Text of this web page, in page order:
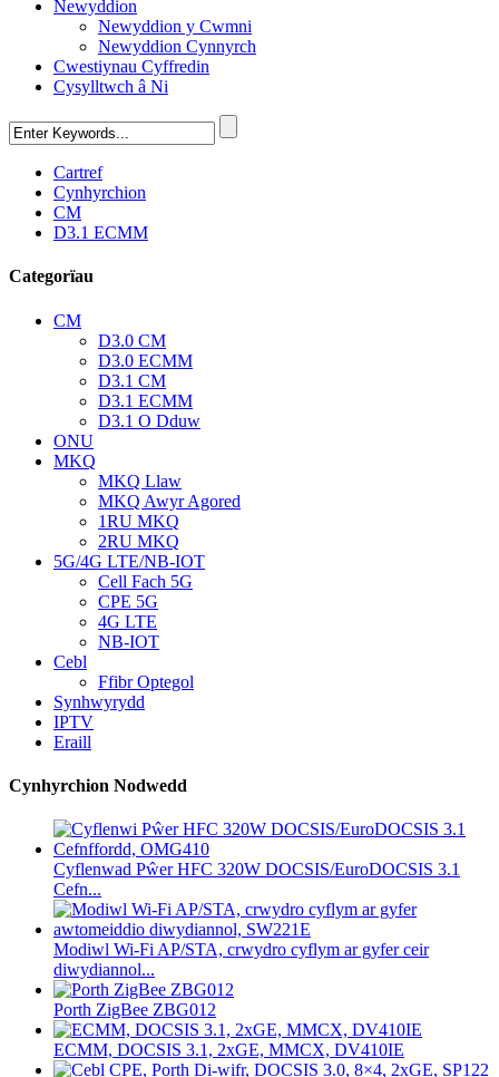
Newyddion
Newyddion y Cwmni
Newyddion Cynnyrch
Cwestiynau Cyffredin
Cysylltwch â Ni
Cartref
Cynhyrchion
CM
D3.1 ECMM
Categorïau
CM
D3.0 CM
D3.0 ECMM
D3.1 CM
D3.1 ECMM
D3.1 O Dduw
ONU
MKQ
MKQ Llaw
MKQ Awyr Agored
1RU MKQ
2RU MKQ
5G/4G LTE/NB-IOT
Cell Fach 5G
CPE 5G
4G LTE
NB-IOT
Cebl
Ffibr Optegol
Synhwyrydd
IPTV
Eraill
Cynhyrchion Nodwedd
Cyflenwad Pŵer HFC 320W DOCSIS/EuroDOCSIS 3.1
Cefn...
Modiwl Wi-Fi AP/STA, crwydro cyflym ar gyfer ceir
diwydiannol...
Porth ZigBee ZBG012
ECMM, DOCSIS 3.1, 2xGE, MMCX, DV410IE